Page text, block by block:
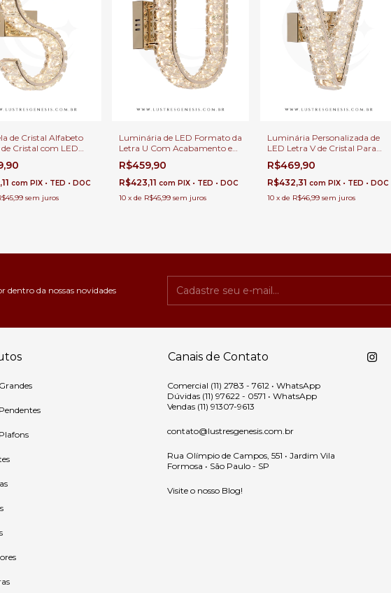
de Cristal Alfabeto
de Cristal com LED
Quente Para
de Cama e
com PIX • TED • DOC
sem juros
Luminária de LED Formato da
Letra U Com Acabamento em
Cristal Para Cabeceira de
Cama, Quartos Infantil e Festa
R$459,90
R$423,11com PIX • TED • DOC
10 xde R$45,99 sem juros
Luminária Personalizada de
LED Letra V de Cristal Para
Decoração de Festa e Escritório
R$469,90
R$432,31 com PIX • TED • DOC
10 x de R$46,99 sem juros
dentro da nossas novidades
Canais de Contato
Comercial (11) 2783 - 7612 • WhatsApp
Dúvidas (11) 97622 - 0571 • WhatsApp
Vendas (11) 91307-9613
contato@lustresgenesis.com.br
Rua Olímpio de Campos, 551 • Jardim Vila
Formosa • São Paulo - SP
Visite o nosso Blog!